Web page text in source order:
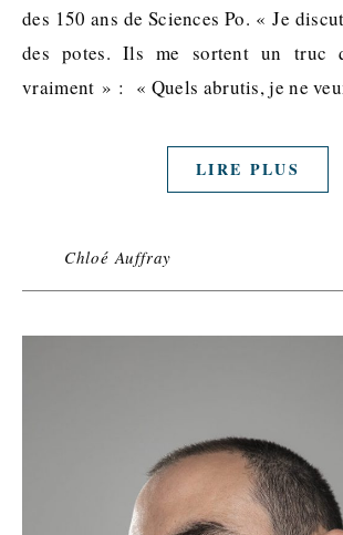
des 150 ans de Sciences Po. « Je
des potes. Ils me sortent un truc
vraiment » : « Quels abrutis, je ne
LIRE PLUS
Chloé Auffray